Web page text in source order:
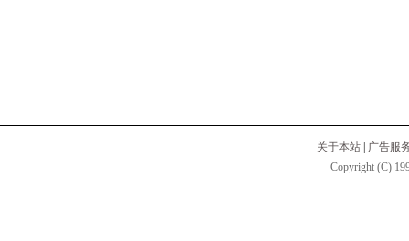
关于本站
广告服
Copyright (C)